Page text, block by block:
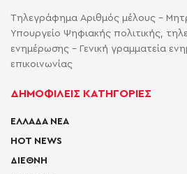
Τηλεγράφημα Αριθμός μέλους -
Υπουργείο Ψηφιακής πολιτικής,
ενημέρωσης - Γενική γραμματεία
επικοινωνίας
ΔΗΜΟΦΙΛΕΙΣ ΚΑΤΗΓΟΡΙΕΣ
ΕΛΛΑΔΑ ΝΕΑ
HOT NEWS
ΔΙΕΘΝΗ